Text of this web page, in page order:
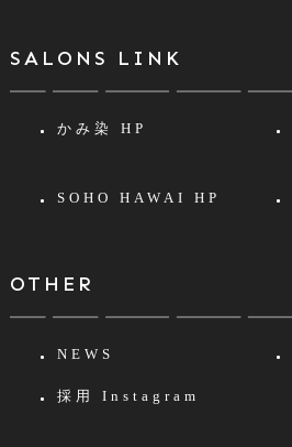
SALONS LINK
かみ染 HP
SOHO HAWAI HP
OTHER
NEWS
採用 Instagram